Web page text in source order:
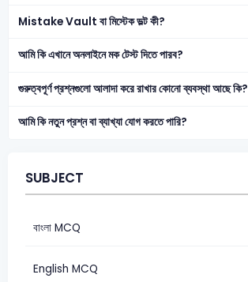
Mistake Vault বা মিস্টেক ভল্ট কী?
আমি কি এখানে অনলাইনে মক টেস্ট দিতে পারব?
গুরুত্বপূর্ণ প্রশ্নগুলো আলাদা করে রাখার কোনো ব্যবস্থা আছে কি?
আমি কি নতুন প্রশ্ন বা ব্যাখ্যা যোগ করতে পারি?
SUBJECT
বাংলা MCQ
English MCQ